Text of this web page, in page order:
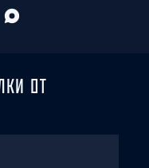
ОТ